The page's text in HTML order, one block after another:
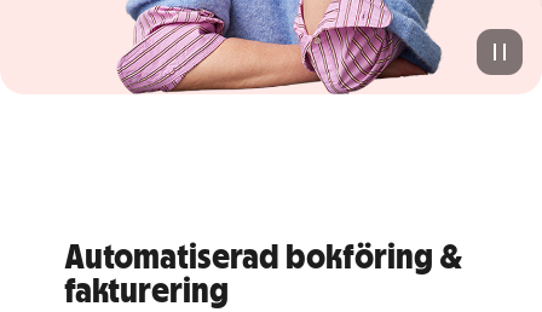
Automatiserad bokföring &
fakturering